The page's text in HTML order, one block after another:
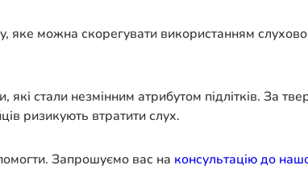
можна скорегувати використанням
стали незмінним атрибутом підлітків. За
ризикують втратити слух.
Запрошуємо вас на консультацію до